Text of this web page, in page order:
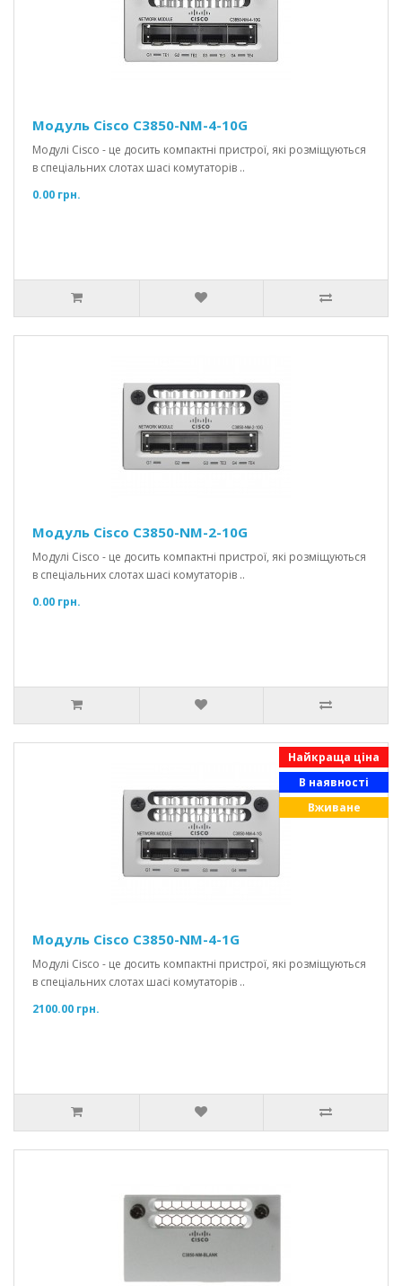
Модуль Cisco C3850-NM-4-10G
Модулі Cisco - це досить компактні пристрої, які розміщуються
в спеціальних слотах шасі комутаторів ..
0.00 грн.
Модуль Cisco C3850-NM-2-10G
Модулі Cisco - це досить компактні пристрої, які розміщуються
в спеціальних слотах шасі комутаторів ..
0.00 грн.
Найкраща ціна
В наявності
Вживане
Модуль Cisco C3850-NM-4-1G
Модулі Cisco - це досить компактні пристрої, які розміщуються
в спеціальних слотах шасі комутаторів ..
2100.00 грн.